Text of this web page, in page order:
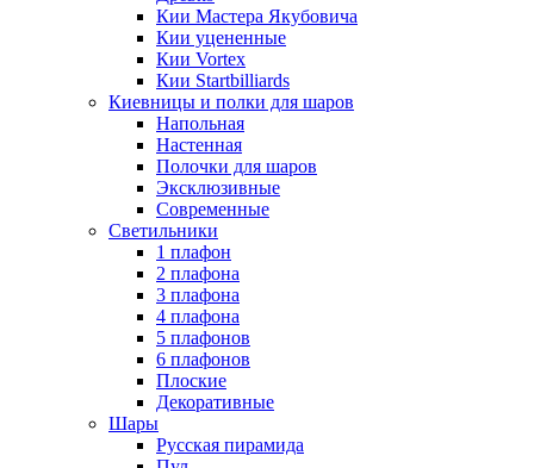
Кии Мастера Якубовича
Кии уцененные
Кии Vortex
Кии Startbilliards
Киевницы и полки для шаров
Напольная
Настенная
Полочки для шаров
Эксклюзивные
Современные
Светильники
1 плафон
2 плафона
3 плафона
4 плафона
5 плафонов
6 плафонов
Плоские
Декоративные
Шары
Русская пирамида